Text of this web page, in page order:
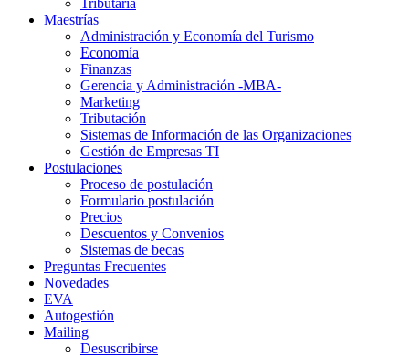
Maestrías
Administración y Economía del Turismo
Economía
Finanzas
Gerencia y Administración -MBA-
Marketing
Tributación
Sistemas de Información de las Organizaciones
Gestión de Empresas TI
Postulaciones
Proceso de postulación
Formulario postulación
Precios
Descuentos y Convenios
Sistemas de becas
Preguntas Frecuentes
Novedades
EVA
Autogestión
Mailing
Desuscribirse